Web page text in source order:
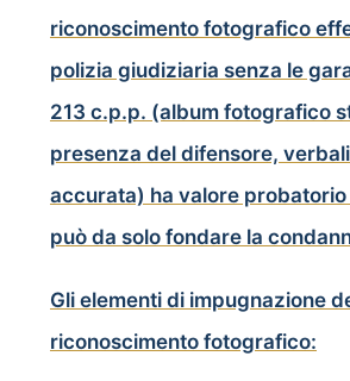
riconoscimento fotografico
polizia giudiziaria senza le
213 c.p.p. (album fotografico
presenza del difensore,
accurata) ha valore
può da solo fondare la
Gli elementi di impugnazione
riconoscimento fotografico: